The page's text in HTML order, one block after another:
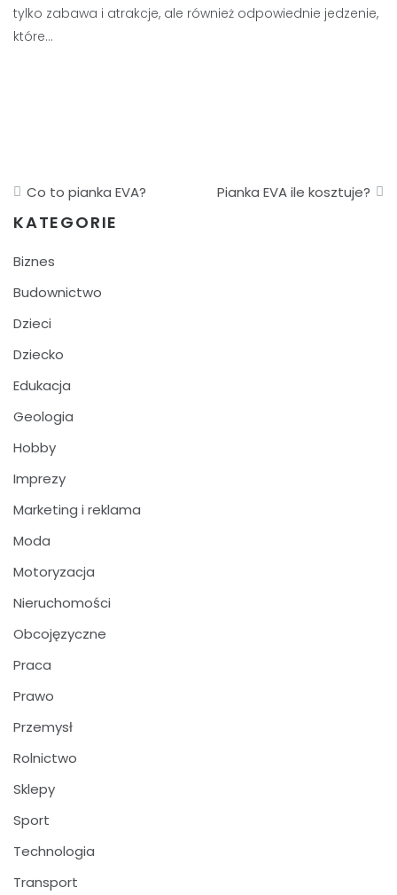
tylko zabawa i atrakcje, ale również odpowiednie jedzenie,
które…
Nawigacja
wpisu
Co to pianka EVA? Pianka EVA ile kosztuje?
KATEGORIE
Biznes
Budownictwo
Dzieci
Dziecko
Edukacja
Geologia
Hobby
Imprezy
Marketing i reklama
Moda
Motoryzacja
Nieruchomości
Obcojęzyczne
Praca
Prawo
Przemysł
Rolnictwo
Sklepy
Sport
Technologia
Transport